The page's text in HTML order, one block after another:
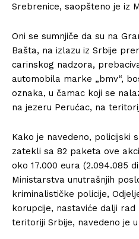
Srebrenice, saopšteno je iz
Oni se sumnjiče da su na
Bašta, na izlazu iz Srbije
carinskog nadzora,
automobila marke „bmv“,
oznaka, u čamac koji se
na jezeru Perućac, na
Kako je navedeno, policijski
zatekli sa 82 paketa ove
oko 17.000 eura (2.094.085
Ministarstva unutrašnjih
kriminalističke policije,
korupcije, nastaviće dalji rad
teritoriji Srbije, navedeno je